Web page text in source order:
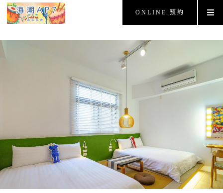
ONLINE 預約